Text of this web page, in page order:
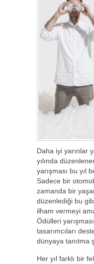
Daha iyi yarınlar
yılında
yarışması bu yıl
Sadece bir
zamanda bir
düzenlediği bu
ilham vermeyi
Ödülleri
tasarımcıları
dünyaya tanıtma
Her yıl farklı bir